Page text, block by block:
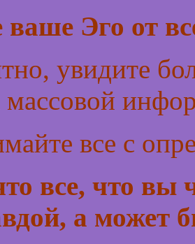
ваше Эго от
увидите
массовой
все с
все, что вы
а может